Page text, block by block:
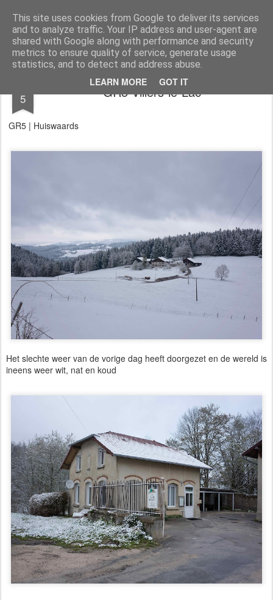
This site uses cookies from Google to deliver its services
and to analyze traffic. Your IP address and user-agent are
shared with Google along with performance and security
metrics to ensure quality of service, generate usage
statistics, and to detect and address abuse.
LEARN MORE GOT IT
Aan de wind een wandelblog
Kaart Dagtochten LAW's Buitenland E2 E9 GR12
5 GR5 Villers-le-Lac
GR5 | Huiswaards
Het slechte weer van de vorige dag heeft doorgezet en de wereld is
ineens weer wit, nat en koud